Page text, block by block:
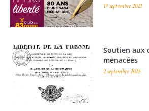
19 septembre 2025
Soutien aux
menacées
2 septembre 2025